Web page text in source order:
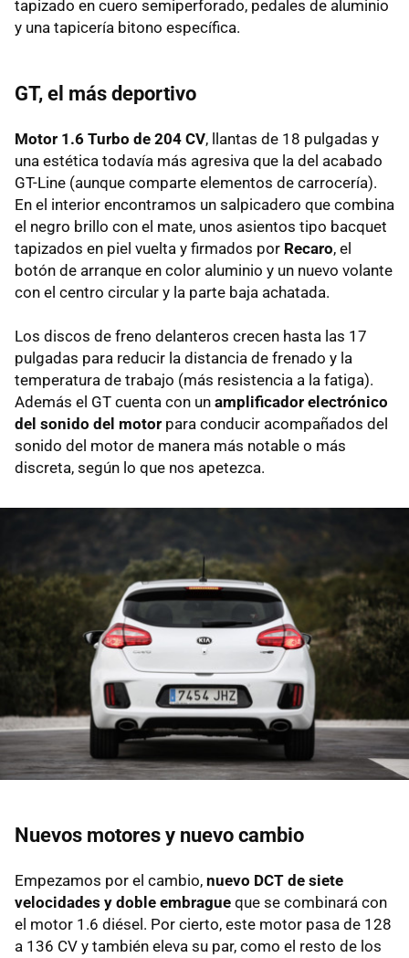
tapizado en cuero semiperforado, pedales de aluminio
y una tapicería bitono específica.
GT, el más deportivo
Motor 1.6 Turbo de 204 CV, llantas de 18 pulgadas y
una estética todavía más agresiva que la del acabado
GT-Line (aunque comparte elementos de carrocería).
En el interior encontramos un salpicadero que combina
el negro brillo con el mate, unos asientos tipo bacquet
tapizados en piel vuelta y firmados por Recaro, el
botón de arranque en color aluminio y un nuevo volante
con el centro circular y la parte baja achatada.
Los discos de freno delanteros crecen hasta las 17
pulgadas para reducir la distancia de frenado y la
temperatura de trabajo (más resistencia a la fatiga).
Además el GT cuenta con un amplificador electrónico
del sonido del motor para conducir acompañados del
sonido del motor de manera más notable o más
discreta, según lo que nos apetezca.
Nuevos motores y nuevo cambio
Empezamos por el cambio, nuevo DCT de siete
velocidades y doble embrague que se combinará con
el motor 1.6 diésel. Por cierto, este motor pasa de 128
a 136 CV y también eleva su par, como el resto de los